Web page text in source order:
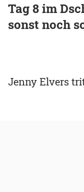
Tag 8 im
sonst noch
Jenny Elvers